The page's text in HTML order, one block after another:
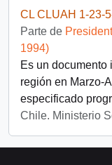
CL CLUAH 1-23-
Parte de
1994)
Es un documento
región en Marzo-
especificado
Chile. Ministerio